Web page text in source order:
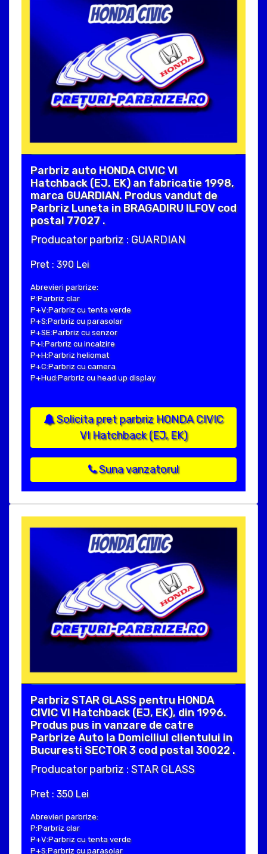
Parbriz auto HONDA CIVIC VI
Hatchback (EJ, EK) an fabricatie 1998,
marca GUARDIAN. Produs vandut de
Parbriz Luneta in BRAGADIRU ILFOV cod
postal 77027 .
Producator parbriz : GUARDIAN
Pret : 390 Lei
Abrevieri parbrize:
P:Parbriz clar
P+V:Parbriz cu tenta verde
P+S:Parbriz cu parasolar
P+SE:Parbriz cu senzor
P+I:Parbriz cu incalzire
P+H:Parbriz heliomat
P+C:Parbriz cu camera
P+Hud:Parbriz cu head up display
Solicita pret parbriz HONDA CIVIC
VI Hatchback (EJ, EK)
Suna vanzatorul
Parbriz STAR GLASS pentru HONDA
CIVIC VI Hatchback (EJ, EK), din 1996.
Produs pus in vanzare de catre
Parbrize Auto la Domiciliul clientului in
Bucuresti SECTOR 3 cod postal 30022 .
Producator parbriz : STAR GLASS
Pret : 350 Lei
Abrevieri parbrize:
P:Parbriz clar
P+V:Parbriz cu tenta verde
P+S:Parbriz cu parasolar